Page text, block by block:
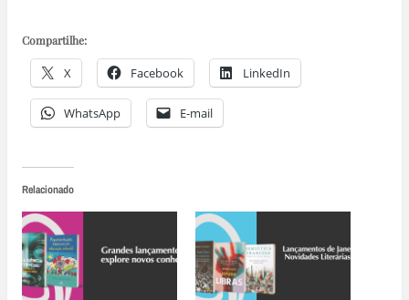
Compartilhe:
X Facebook LinkedIn
WhatsApp E-mail
Relacionado